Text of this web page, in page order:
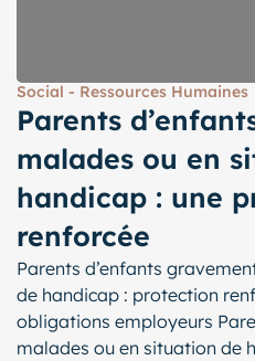
Social - Ressources Humaines
Parents
malades ou en
handicap : une
renforcée
Parents d’enfants
de handicap : protection
obligations employeurs
malades ou en situation de